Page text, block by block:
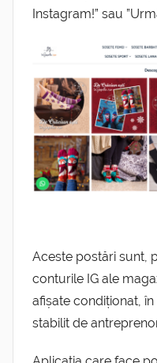
Instagram!” sau
Aceste postări sunt,
conturile IG ale
afișate condiționat,
stabilit de